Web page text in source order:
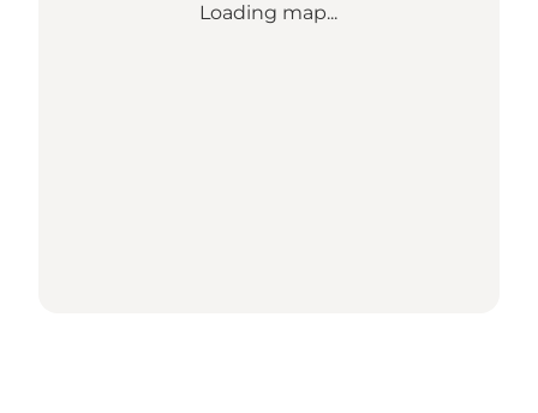
Loading map...